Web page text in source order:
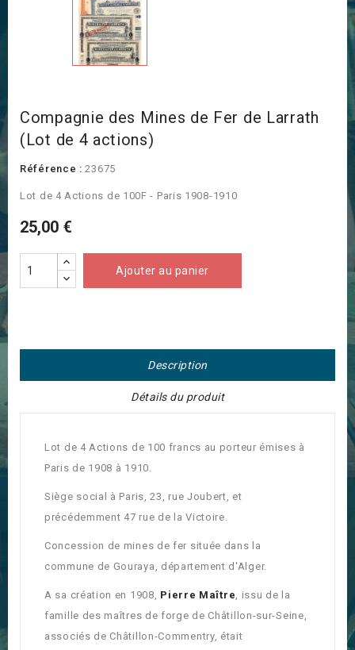
Compagnie des Mines de Fer de Larrath
(Lot de 4 actions)
Référence : 23675
Lot de 4 Actions de 100F - Paris 1908-1910
25,00 €
Ajouter au panier
Description
Détails du produit
Lot de 4 Actions de 100 francs au porteur émises à
Paris de 1908 à 1910.
Siège social à Paris, 23, rue Joubert, et
précédemment 47 rue de la Victoire.
Concession de mines de fer située dans la
commune de Gouraya, département d'Alger.
A sa création en 1908, Pierre Maître, issu de la
famille des maîtres de forge de Châtillon-sur-Seine,
associés de Châtillon-Commentry, était